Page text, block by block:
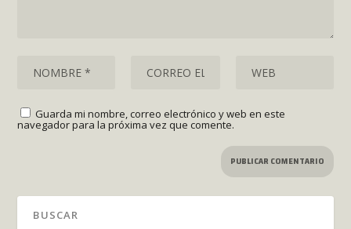
Guarda mi nombre, correo electrónico y web en este
navegador para la próxima vez que comente.